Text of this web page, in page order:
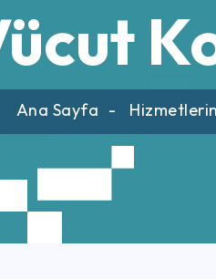
Ana Sayfa